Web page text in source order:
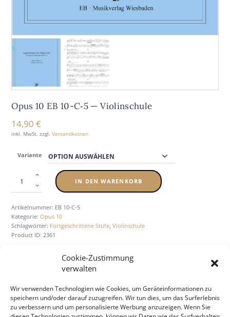
Cookie-Zustimmung
verwalten
Wir verwenden Technologien wie Cookies, um Geräteinformationen zu
speichern und/oder darauf zuzugreifen. Wir tun dies, um das Surferlebnis
zu verbessern und um personalisierte Werbung anzuzeigen. Wenn Sie
Opus 10 EB 10-C‑5 — Vio­lin­schu­le
14,90€
inkl. MwSt. zzgl.Versandkosten
Variante
IN DEN WARENKORB
Artikelnummer: EB 10-C-5
Kategorie:Opus 10
Schlagwörter: Fortgeschrittene Stufe,Violinschule
Product ID:2361